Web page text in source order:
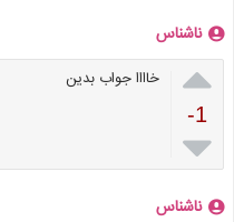
ناشناس

-1

خاااا جواب بدین
ناشناس